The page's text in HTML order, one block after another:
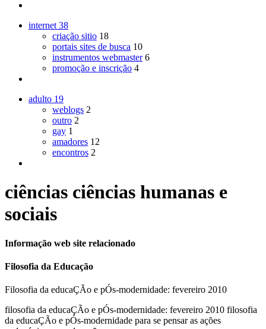
internet 38
criação sitio 18
portais sites de busca 10
instrumentos webmaster 6
promoção e inscrição 4
adulto 19
weblogs 2
outro 2
gay 1
amadores 12
encontros 2
ciências ciências humanas e
sociais
Informação web site relacionado
Filosofia da Educação
Filosofia da educaÇÃo e pÓs-modernidade: fevereiro 2010
filosofia da educaÇÃo e pÓs-modernidade: fevereiro 2010 filosofia
da educaÇÃo e pÓs-modernidade para se pensar as ações